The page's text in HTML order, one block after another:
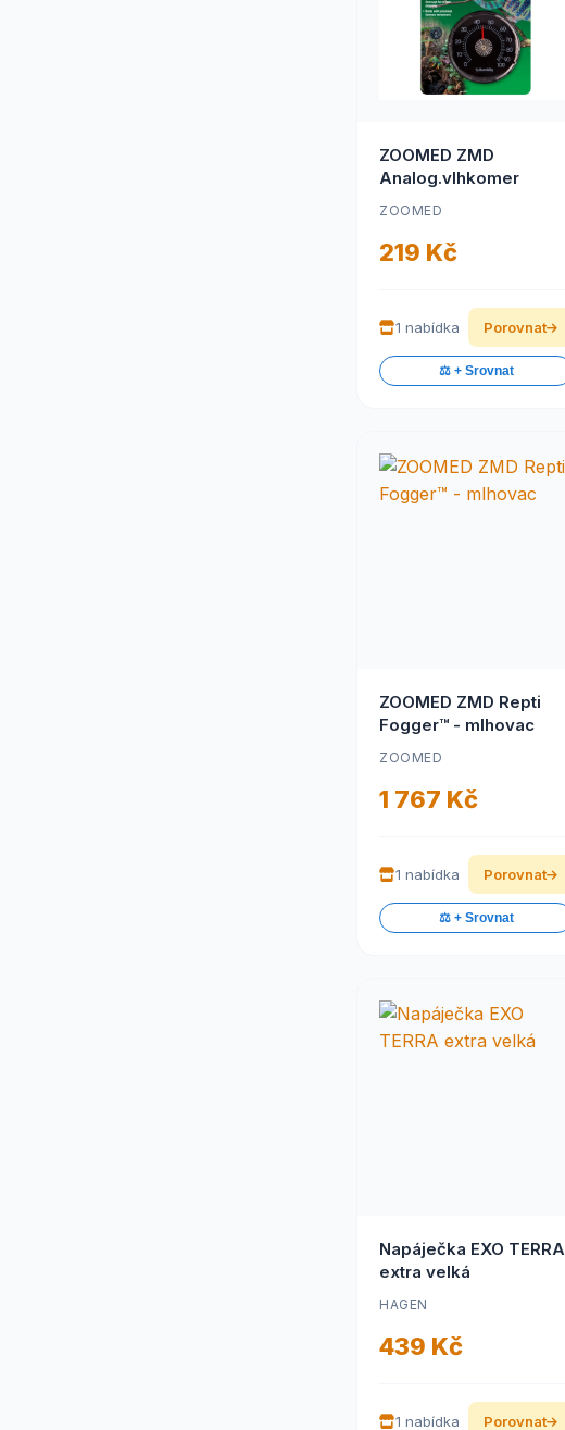
ZOOMED ZMD
Analog.vlhkomer
ZOOMED
219 Kč
1 nabídka Porovnat
⚖️ + Srovnat
ZOOMED ZMD Repti
Fogger™ - mlhovac
ZOOMED
1 767 Kč
1 nabídka Porovnat
⚖️ + Srovnat
Napáječka EXO TERRA
extra velká
HAGEN
439 Kč
1 nabídka Porovnat